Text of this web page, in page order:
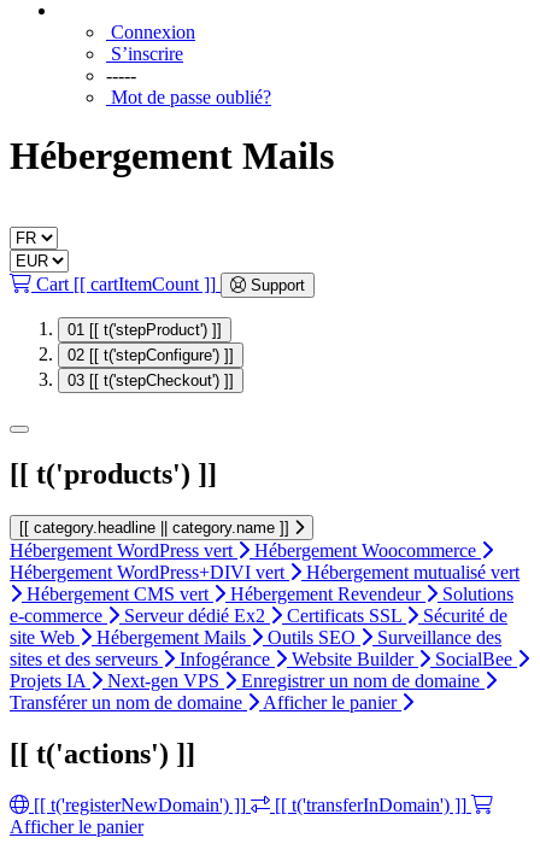
Connexion
S’inscrire
-----
Mot de passe oublié?
Hébergement Mails
Cart [[ cartItemCount ]] Support
01 [[ t('stepProduct') ]]
02 [[ t('stepConfigure') ]]
03 [[ t('stepCheckout') ]]
[[ t('products') ]]
[[ category.headline || category.name ]]
Hébergement WordPress vert
Hébergement Woocommerce
Hébergement WordPress+DIVI vert
Hébergement mutualisé vert
Hébergement CMS vert
Hébergement Revendeur
Solutions
e-commerce
Serveur dédié Ex2 Certificats SSL
Sécurité de
site Web
Hébergement Mails Outils SEO
Surveillance des
sites et des serveurs
Infogérance Website Builder
SocialBee
Projets IA
Next-gen VPS
Enregistrer un nom de domaine
Transférer un nom de domaine
Afficher le panier
[[ t('actions') ]]
[[ t('registerNewDomain') ]]
[[ t('transferInDomain') ]]
Afficher le panier